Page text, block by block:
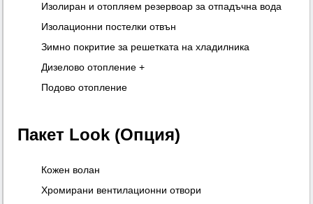
Изолиран и отопляем резервоар за отпадъчна вода
Изолационни постелки отвън
Зимно покритие за решетката на хладилника
Дизелово отопление +
Подово отопление
Пакет Look (Опция)
Кожен волан
Хромирани вентилационни отвори